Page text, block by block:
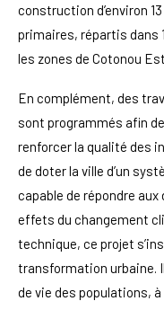
construction d’environ
primaires, répartis dans
les zones de Cotonou
En complément, des
sont programmés afin
renforcer la qualité des
de doter la ville d’un
capable de répondre
effets du changement
technique, ce projet
transformation urbaine.
de vie des populations,